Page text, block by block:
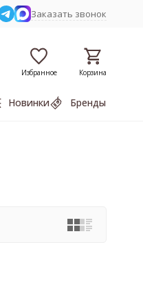
Заказать звонок
Избранное Корзина
Новинки Бренды